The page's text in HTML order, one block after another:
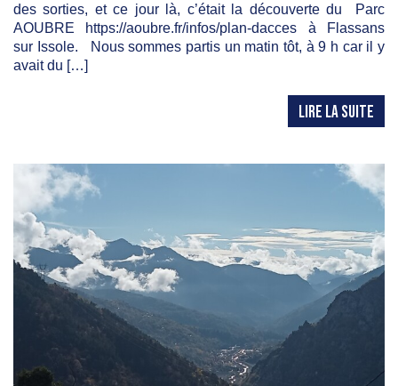
des sorties, et ce jour là, c’était la découverte du Parc
AOUBRE https://aoubre.fr/infos/plan-dacces à Flassans
sur Issole. Nous sommes partis un matin tôt, à 9 h car il y
avait du […]
LIRE LA SUITE